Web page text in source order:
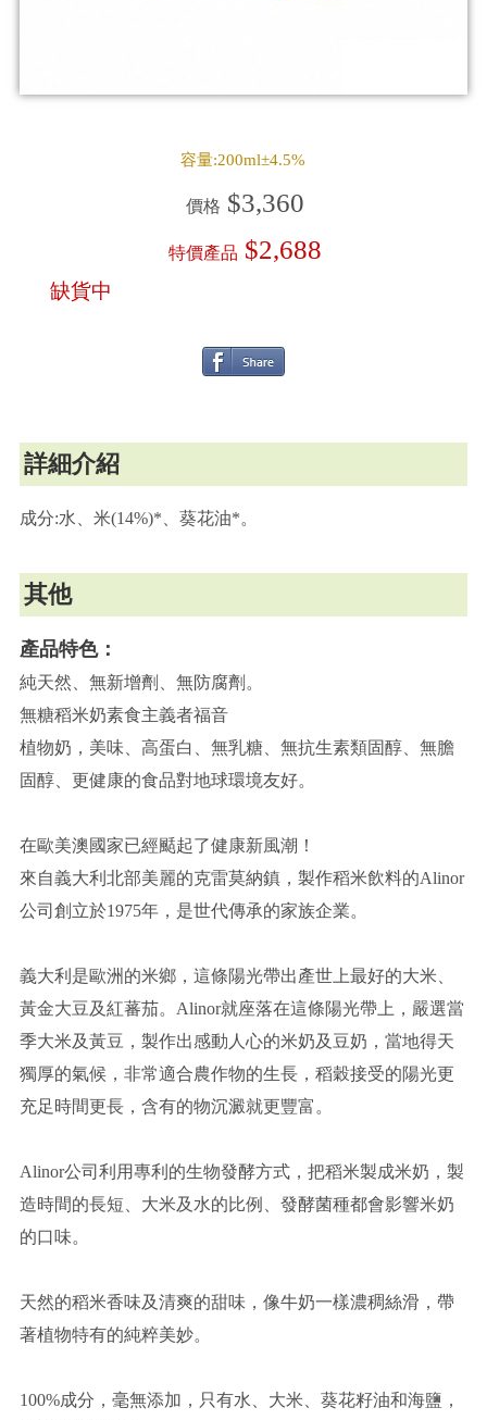
容量:200ml±4.5%
價格 $3,360
特價產品 $2,688
缺貨中
詳細介紹
成分:水、米(14%)*、葵花油*。
其他
產品特色：
純天然、無新增劑、無防腐劑。
無糖稻米奶素食主義者福音
植物奶，美味、高蛋白、無乳糖、無抗生素類固醇、無膽
固醇、更健康的食品對地球環境友好。
在歐美澳國家已經颳起了健康新風潮！
來自義大利北部美麗的克雷莫納鎮，製作稻米飲料的Alinor
公司創立於1975年，是世代傳承的家族企業。
義大利是歐洲的米鄉，這條陽光帶出產世上最好的大米、
黃金大豆及紅蕃茄。Alinor就座落在這條陽光帶上，嚴選當
季大米及黃豆，製作出感動人心的米奶及豆奶，當地得天
獨厚的氣候，非常適合農作物的生長，稻穀接受的陽光更
充足時間更長，含有的物沉澱就更豐富。
Alinor公司利用專利的生物發酵方式，把稻米製成米奶，製
造時間的長短、大米及水的比例、發酵菌種都會影響米奶
的口味。
天然的稻米香味及清爽的甜味，像牛奶一樣濃稠絲滑，帶
著植物特有的純粹美妙。
100%成分，毫無添加，只有水、大米、葵花籽油和海鹽，